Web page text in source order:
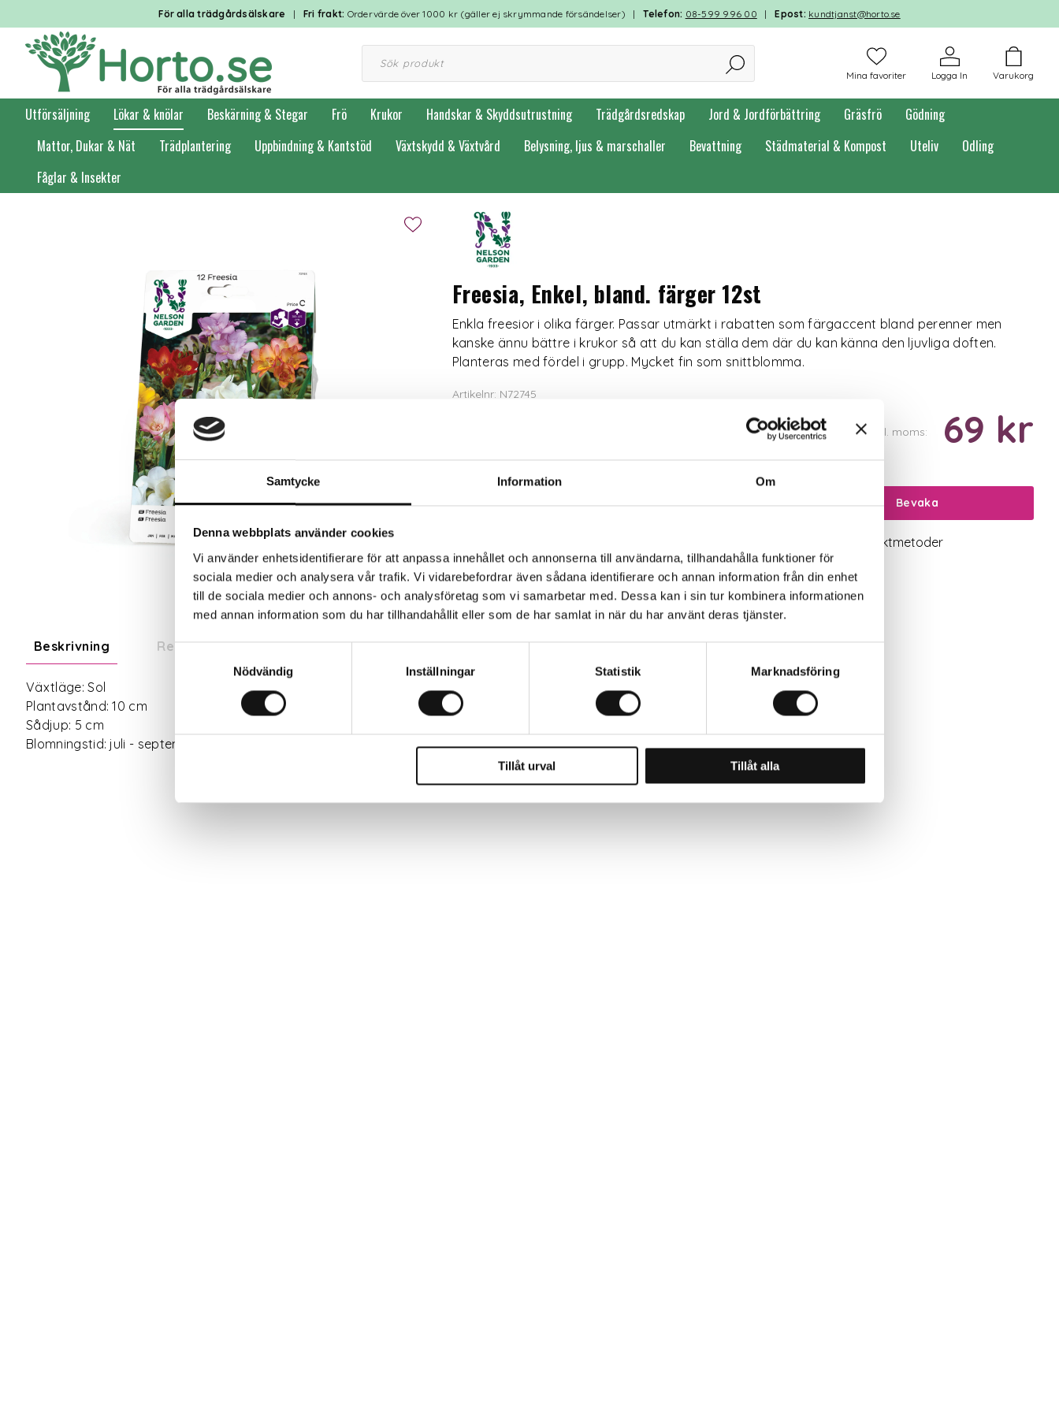
Samtycke Information Om
Denna webbplats använder cookies
Vi använder enhetsidentifierare för att anpassa innehållet och annonserna till användarna, tillhandahålla funktioner för
sociala medier och analysera vår trafik. Vi vidarebefordrar även sådana identifierare och annan information från din enhet
till de sociala medier och annons- och analysföretag som vi samarbetar med. Dessa kan i sin tur kombinera informationen
med annan information som du har tillhandahållit eller som de har samlat in när du har använt deras tjänster.
Nödvändig
Inställningar Statistik Marknadsföring
Tillåt urval Tillåt alla
För alla trädgårdsälskare | Fri frakt: Ordervärde över 1000 kr (gäller ej skrymmande försändelser) |Telefon: 08-599 996 00 |Epost: kundtjanst@horto.se
Varukorg
Logga In
Mina favoriter
Utförsäljning Lökar & knölar Beskärning & Stegar Frö Krukor Handskar & Skyddsutrustning Trädgårdsredskap Jord & Jordförbättring Gräsfrö
Gödning
Mattor, Dukar & Nät
Trädplantering Uppbindning & Kantstöd Växtskydd & Växtvård Belysning, ljus & marschaller Bevattning Städmaterial & Kompost Uteliv
Odling
Fåglar & Insekter
Förstasidan Lökar & knölar
Freesia, Enkel, bland. färger 12st
Enkla freesior i olika färger. Passar utmärkt i rabatten som färgaccent bland perenner men
kanske ännu bättre i krukor så att du kan ställa dem där du kan känna den ljuvliga doften.
Planteras med fördel i grupp. Mycket fin som snittblomma.
Artikelnr: N72745
Inkl. moms: 69 kr
Bli notifierad
Bevaka
Valbara fraktmetoder
Beskrivning Recensioner Om tillverkaren
Växtläge: Sol
Plantavstånd: 10 cm
Sådjup: 5 cm
Blomningstid: juli - september